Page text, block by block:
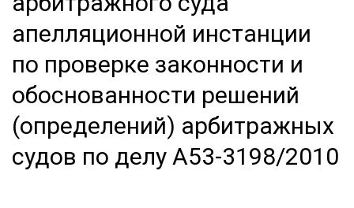
апелляционной инстанции
по проверке законности и
обоснованности решений
(определений) арбитражных
судов по делу А53-3198/2010